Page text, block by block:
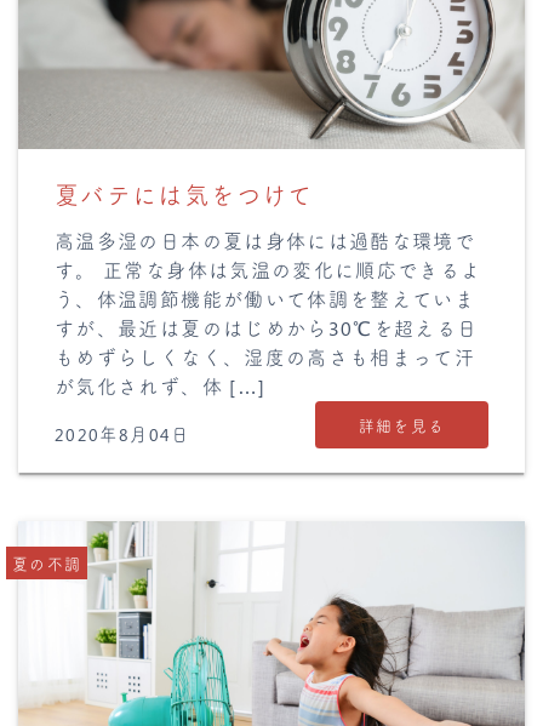
夏バテには気をつけて
高温多湿の日本の夏は身体には過酷な環境で
す。 正常な身体は気温の変化に順応できるよ
う、体温調節機能が働いて体調を整えていま
すが、最近は夏のはじめから30℃を超える日
もめずらしくなく、湿度の高さも相まって汗
が気化されず、体 […]
2020年8月04日 詳細を見る
夏の不調